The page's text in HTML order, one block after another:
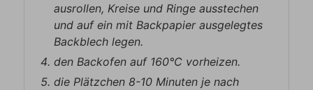
ausrollen, Kreise und Ringe ausstechen
und auf ein mit Backpapier ausgelegtes
Backblech legen.
den Backofen auf 160°C vorheizen.
die Plätzchen 8-10 Minuten je nach